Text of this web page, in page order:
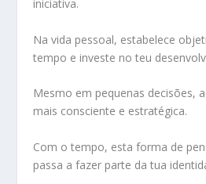
iniciativa.
Na vida pessoal, estabelece
tempo e investe no teu
Mesmo em pequenas decisões,
mais consciente e estratégica.
Com o tempo, esta forma de
passa a fazer parte da tua